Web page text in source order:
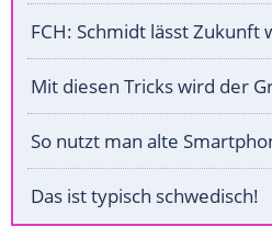
FCH: Schmidt lässt Zukunft
Mit diesen Tricks wird der
So nutzt man alte
Das ist typisch schwedisch!